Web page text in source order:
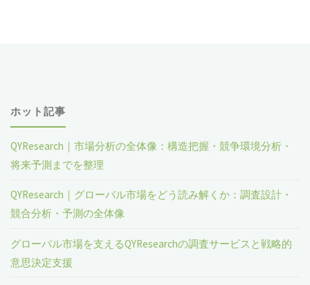
ホット記事
QYResearch｜市場分析の全体像：構造把握・競争環境分析・
将来予測までを整理
QYResearch｜グローバル市場をどう読み解くか：調査設計・
競合分析・予測の全体像
グローバル市場を支えるQYResearchの調査サービスと戦略的
意思決定支援